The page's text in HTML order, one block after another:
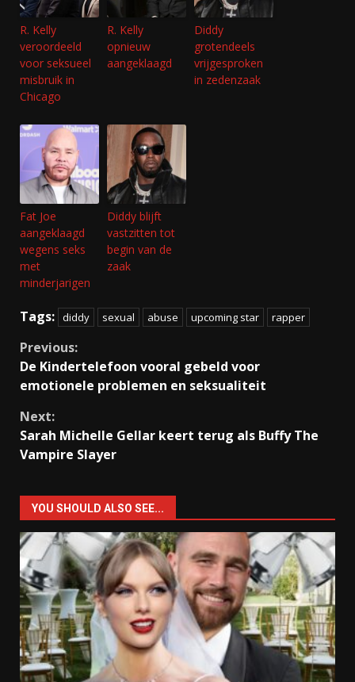
R. Kelly
veroordeeld
voor seksueel
misbruik in
Chicago
R. Kelly
opnieuw
aangeklaagd
Diddy
grotendeels
vrijgesproken
in zedenzaak
Fat Joe
aangeklaagd
wegens seks
met
minderjarigen
Diddy blijft
vastzitten tot
begin van de
zaak
Tags: diddy sexual abuse upcoming star rapper
Continue
Reading
Previous:
De Kindertelefoon vooral gebeld voor
emotionele problemen en seksualiteit
Next:
Sarah Michelle Gellar keert terug als Buffy The
Vampire Slayer
YOU SHOULD ALSO SEE...